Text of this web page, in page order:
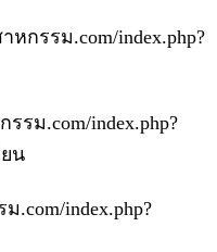
หกรรม.com/index.php?
รม.com/index.php?
น
.com/index.php?